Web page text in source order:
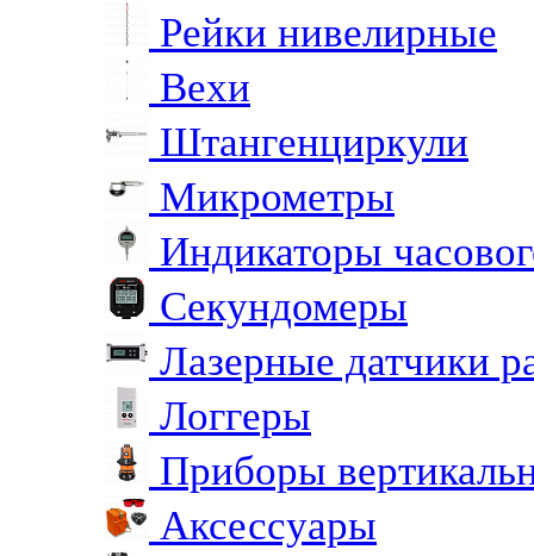
Рейки нивелирные
Вехи
Штангенциркули
Микрометры
Индикаторы
Секундомеры
Лазерные датчики
Логгеры
Приборы
Аксессуары